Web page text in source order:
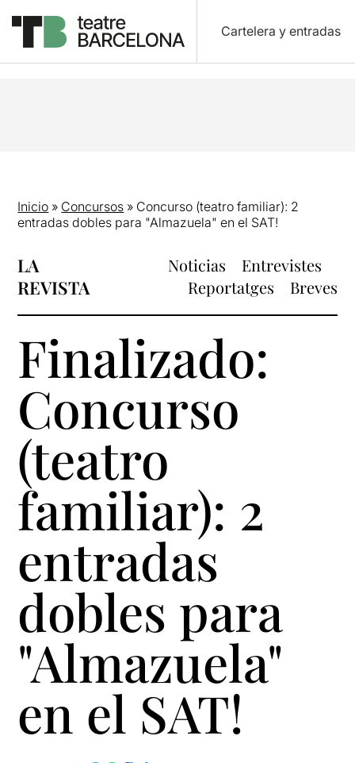
Cartelera y entradas
Inicio » Concursos » Concurso (teatro familiar): 2
entradas dobles para "Almazuela" en el SAT!
LA
REVISTA
Noticias
Entrevistes
Reportatges
Breves
Finalizado:
Concurso
(teatro
familiar): 2
entradas
dobles para
"Almazuela"
en el SAT!